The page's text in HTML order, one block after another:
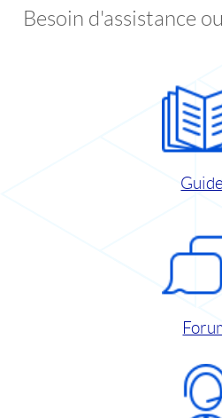
Besoin d'assistance